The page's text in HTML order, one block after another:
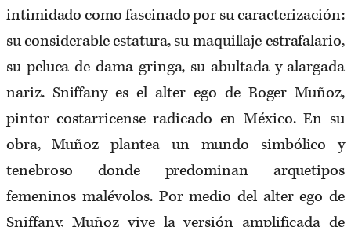
intimidado como fascinado por su caracterización:
su considerable estatura, su maquillaje estrafalario,
su peluca de dama gringa, su abultada y alargada
nariz. Sniffany es el alter ego de Roger Muñoz,
pintor costarricense radicado en México. En su
obra, Muñoz plantea un mundo simbólico y
tenebroso donde predominan arquetipos
femeninos malévolos. Por medio del alter ego de
Sniffany, Muñoz vive la versión amplificada de